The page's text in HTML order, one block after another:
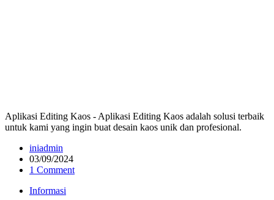
Aplikasi Editing Kaos - Aplikasi Editing Kaos adalah solusi terbaik
untuk kami yang ingin buat desain kaos unik dan profesional.
iniadmin
03/09/2024
1 Comment
Informasi